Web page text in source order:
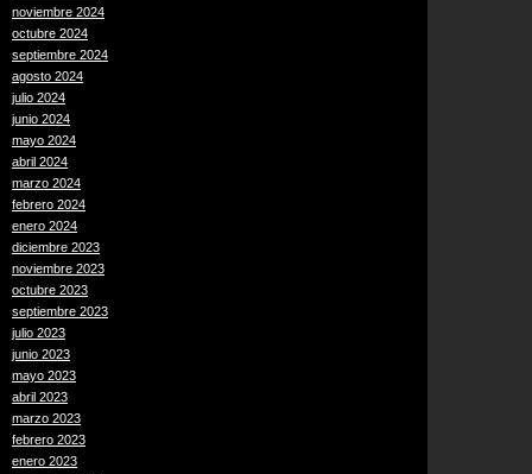
noviembre 2024
octubre 2024
septiembre 2024
agosto 2024
julio 2024
junio 2024
mayo 2024
abril 2024
marzo 2024
febrero 2024
enero 2024
diciembre 2023
noviembre 2023
octubre 2023
septiembre 2023
julio 2023
junio 2023
mayo 2023
abril 2023
marzo 2023
febrero 2023
enero 2023